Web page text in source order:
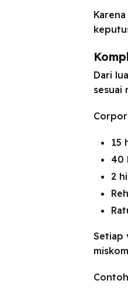
Dari
sesuai
15
40
2
Setiap